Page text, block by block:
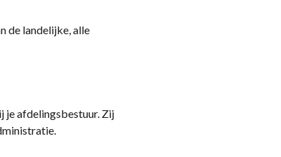
de landelijke, alle
je afdelingsbestuur. Zij